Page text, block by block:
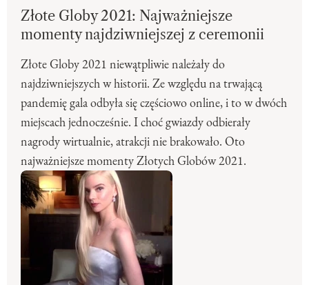
Złote Globy 2021: Najważniejsze
momenty najdziwniejszej z ceremonii
Złote Globy 2021 niewątpliwie należały do
najdziwniejszych w historii. Ze względu na trwającą
pandemię gala odbyła się częściowo online, i to w dwóch
miejscach jednocześnie. I choć gwiazdy odbierały
nagrody wirtualnie, atrakcji nie brakowało. Oto
najważniejsze momenty Złotych Globów 2021.